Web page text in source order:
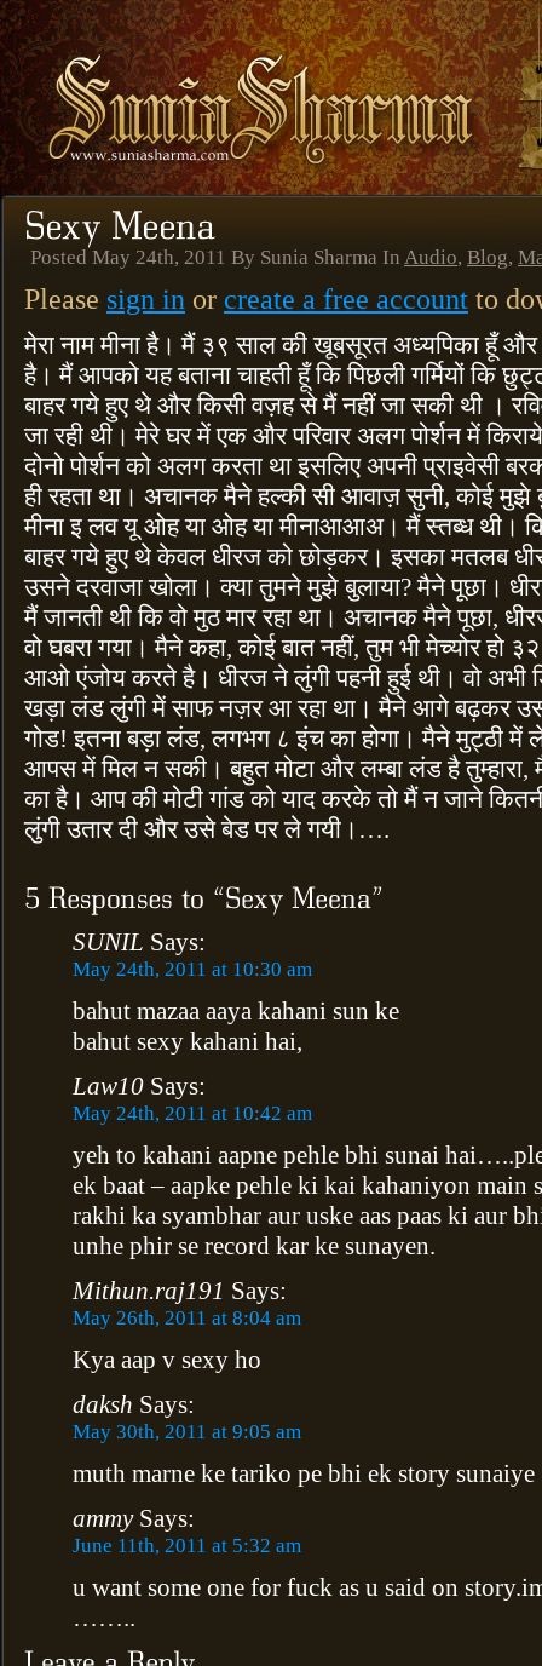
Posted May 24th, 2011 By Sunia Sharma In Audio, Blog,
Please sign in or create a free account to
मेरा नाम मीना है। मैं ३९ साल की खूबसूरत अध्यपिका हूँ
है। मैं आपको यह बताना चाहती हूँ कि पिछली गर्मियों कि
बाहर गये हुए थे और किसी वज़ह से मैं नहीं जा सकी थी ।
जा रही थी। मेरे घर में एक और परिवार अलग पोर्शन में
दोनो पोर्शन को अलग करता था इसलिए अपनी प्राइवेसी
ही रहता था। अचानक मैने हल्की सी आवाज़ सुनी, कोई
मीना इ लव यू ओह या ओह या मीनाआआअ। मैं स्तब्ध थी।
बाहर गये हुए थे केवल धीरज को छोड़कर। इसका मतलब
उसने दरवाजा खोला। क्या तुमने मुझे बुलाया? मैने पूछा।
मैं जानती थी कि वो मुठ मार रहा था। अचानक मैने पूछा,
वो घबरा गया। मैने कहा, कोई बात नहीं, तुम भी मेच्योर हो
आओ एंजोय करते है। धीरज ने लुंगी पहनी हुई थी। वो अभी
खड़ा लंड लुंगी में साफ नज़र आ रहा था। मैने आगे बढ़कर
गोड! इतना बड़ा लंड, लगभग ८ इंच का होगा। मैने मुट्ठी में
आपस में मिल न सकी। बहुत मोटा और लम्बा लंड है तुम्हारा,
का है। आप की मोटी गांड को याद करके तो मैं न जाने
लुंगी उतार दी और उसे बेड पर ले गयी।….
SUNIL Says:
May 24th, 2011 at 10:30 am
bahut mazaa aaya kahani sun ke
bahut sexy kahani hai,
Law10 Says:
May 24th, 2011 at 10:42 am
yeh to kahani aapne pehle bhi sunai
ek baat – aapke pehle ki kai kahaniyon
rakhi ka syambhar aur uske aas paas ki aur
unhe phir se record kar ke sunayen.
Mithun.raj191 Says:
May 26th, 2011 at 8:04 am
Kya aap v sexy ho
daksh Says:
May 30th, 2011 at 9:05 am
muth marne ke tariko pe bhi ek story sunaiye
ammySays:
June 11th, 2011 at 5:32 am
u want some one for fuck as u said on
……..